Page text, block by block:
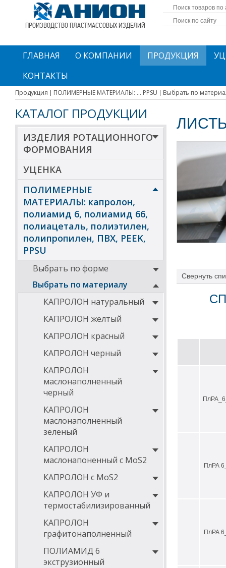
ПРОИЗВОДСТВО ПЛАСТМАССОВЫХ ИЗДЕЛИЙ
ГЛАВНАЯ О КОМПАНИИ ПРОДУКЦИЯ
КОНТАКТЫ
Продукция ПОЛИМЕРНЫЕ МАТЕРИАЛЫ: ... PPSU Выбрать по
КАТАЛОГ ПРОДУКЦИИ
ИЗДЕЛИЯ РОТАЦИОННОГО
ФОРМОВАНИЯ
УЦЕНКА
ПОЛИМЕРНЫЕ
МАТЕРИАЛЫ: капролон,
полиамид 6, полиамид 66,
полиацеталь, полиэтилен,
полипропилен, ПВХ, PEEK,
PPSU
Выбрать по форме
Выбрать по материалу
КАПРОЛОН натуральный
КАПРОЛОН желтый
КАПРОЛОН красный
КАПРОЛОН черный
КАПРОЛОН
маслонаполненный
черный
КАПРОЛОН
маслонаполненный
зеленый
КАПРОЛОН
маслонапоненный с MoS2
КАПРОЛОН с MoS2
КАПРОЛОН УФ и
термостабилизированный
КАПРОЛОН
графитонаполненный
ПОЛИАМИД 6
экструзионный
Свернуть
ПлРА
ПлРА